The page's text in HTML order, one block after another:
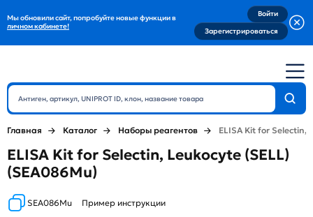
Мы обновили сайт, попробуйте новые функции в
личном кабинете!
Войти
Зарегистрироваться
Главная Каталог Наборы реагентов ELISA Kit for Selectin,
ELISA Kit for Selectin, Leukocyte (SELL)
(SEA086Mu)
SEA086Mu Пример инструкции